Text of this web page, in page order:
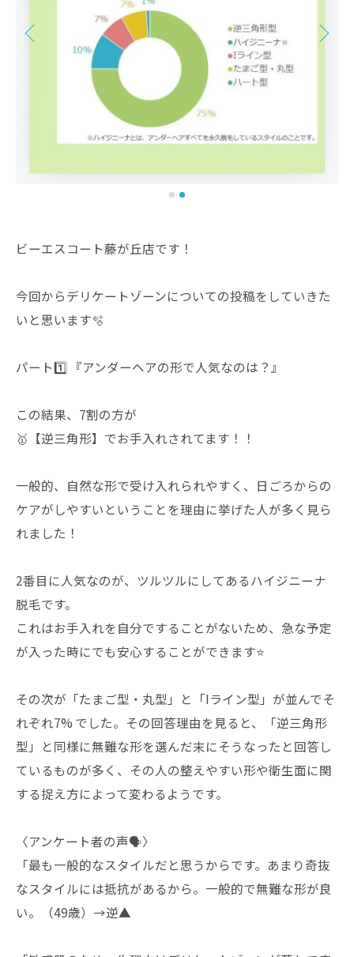
ビーエスコート藤が丘店です！
今回からデリケートゾーンについての投稿をしていきた
いと思います🫧
パート1️⃣ 『アンダーヘアの形で人気なのは？』
この結果、7割の方が
🥇【逆三角形】でお手入れされてます！！
一般的、自然な形で受け入れられやすく、日ごろからの
ケアがしやすいということを理由に挙げた人が多く見ら
れました！
2番目に人気なのが、ツルツルにしてあるハイジニーナ
脱毛です。
これはお手入れを自分ですることがないため、急な予定
が入った時にでも安心することができます⭐️
その次が「たまご型・丸型」と「Iライン型」が並んでそ
れぞれ7% でした。その回答理由を見ると、「逆三角形
型」と同様に無難な形を選んだ末にそうなったと回答し
ているものが多く、その人の整えやすい形や衛生面に関
する捉え方によって変わるようです。
〈アンケート者の声🗣️〉
「最も一般的なスタイルだと思うからです。あまり奇抜
なスタイルには抵抗があるから。一般的で無難な形が良
い。（49歳）→逆▲